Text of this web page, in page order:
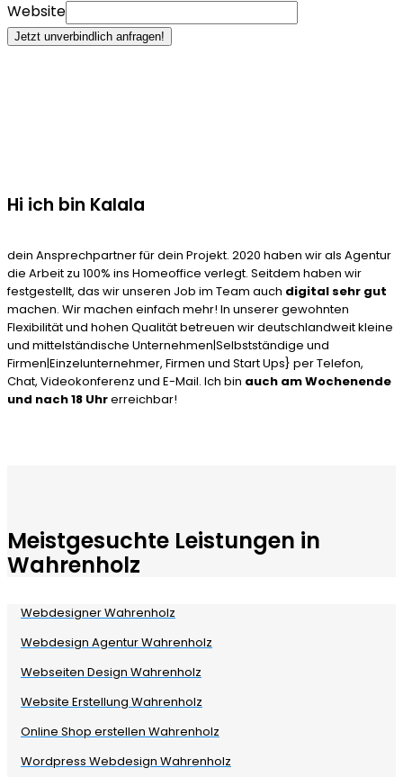
Website
Jetzt unverbindlich anfragen!
Hi ich bin Kalala
dein Ansprechpartner für dein Projekt. 2020 haben wir als Agentur
die Arbeit zu 100% ins Homeoffice verlegt. Seitdem haben wir
festgestellt, das wir unseren Job im Team auch digital sehr gut
machen. Wir machen einfach mehr! In unserer gewohnten
Flexibilität und hohen Qualität betreuen wir deutschlandweit kleine
und mittelständische Unternehmen|Selbstständige und
Firmen|Einzelunternehmer, Firmen und Start Ups} per Telefon,
Chat, Videokonferenz und E-Mail. Ich bin auch am Wochenende
und nach 18 Uhrerreichbar!
Meistgesuchte Leistungen in
Wahrenholz
Webdesigner Wahrenholz
Webdesign Agentur Wahrenholz
Webseiten Design Wahrenholz
Website Erstellung Wahrenholz
Online Shop erstellen Wahrenholz
Wordpress Webdesign Wahrenholz